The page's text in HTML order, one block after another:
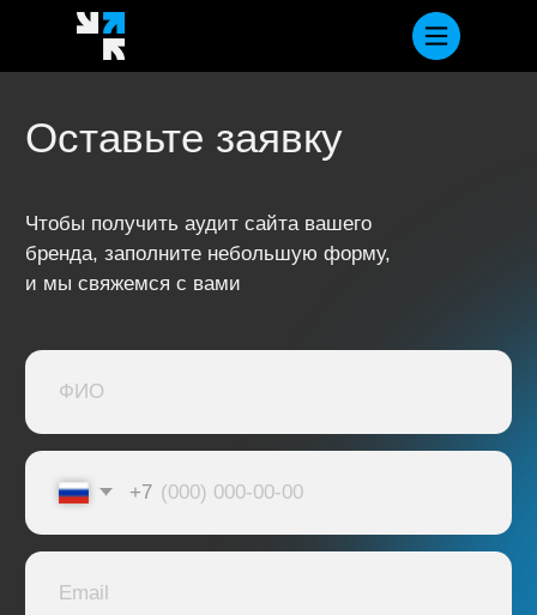
+7
Я согласен с Политикой конфиденциальности